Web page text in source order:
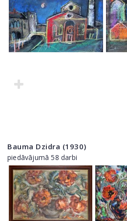
Bauma Dzidra (1930)
piedāvājumā 58 darbi